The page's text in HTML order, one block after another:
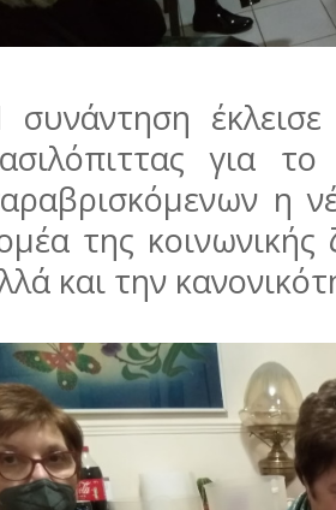
συνάντηση
για
η
της
και την